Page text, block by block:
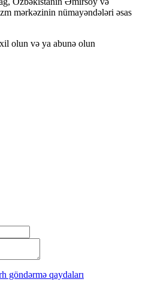
mərkəzinin nümayəndələri əsas
olun və ya abunə olun
göndərmə qaydaları